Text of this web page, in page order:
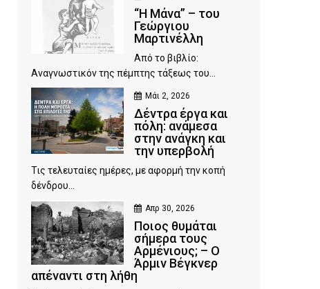
“Η Μάνα” – του
Γεώργιου
Μαρτινέλλη
Από το βιβλίο:
Αναγνωστικόν της πέμπτης τάξεως του...
Μάι 2, 2026
Δέντρα έργα και
πόλη: ανάμεσα
στην ανάγκη και
την υπερβολή
Τις τελευταίες ημέρες, με αφορμή την κοπή
δένδρου...
Απρ 30, 2026
Ποιος θυμάται
σήμερα τους
Αρμένιους; – Ο
Άρμιν Βέγκνερ
απέναντι στη λήθη